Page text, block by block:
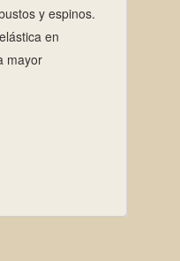
y espinos.
en
mayor